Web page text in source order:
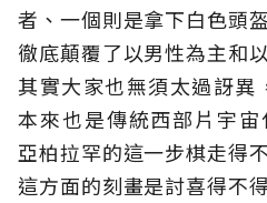
者、一個則是拿下白色頭
徹底顛覆了以男性為主和
其實大家也無須太過訝異
本來也是傳統西部片宇
亞柏拉罕的這一步棋走得
這方面的刻畫是討喜得不